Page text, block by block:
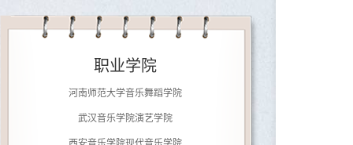
职业学院
泉州师范学院艺术学院
四川音乐学院
河南师范大学音乐舞蹈学院
武汉音乐学院演艺学院
西安音乐学院现代音乐学院